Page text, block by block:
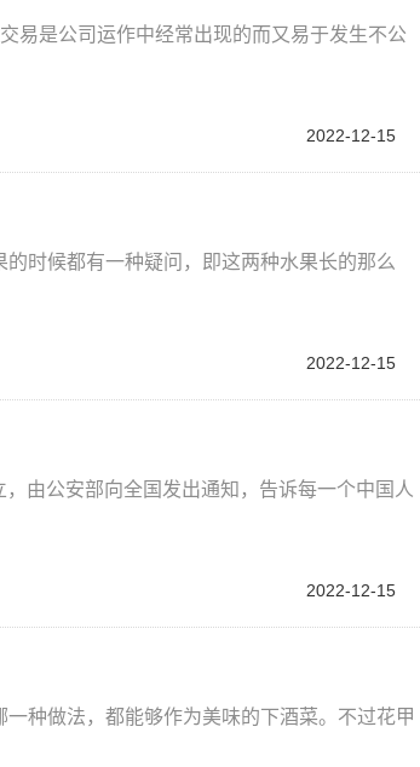
易是公司运作中经常出现的而又易于发生不公
2022-12-15
时候都有一种疑问，即这两种水果长的那么
2022-12-15
由公安部向全国发出通知，告诉每一个中国人
2022-12-15
种做法，都能够作为美味的下酒菜。不过花甲